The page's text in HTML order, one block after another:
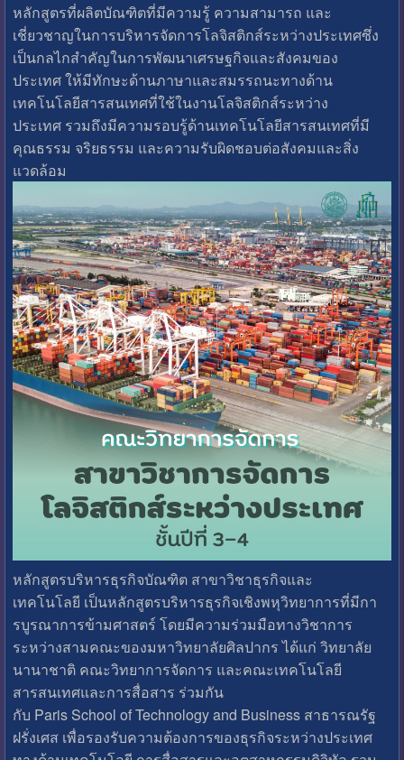
หลักสูตรที่ผลิตบัณฑิตที่มีความรู้ ความสามารถ และ
เชี่ยวชาญในการบริหารจัดการโลจิสติกส์ระหว่างประเทศซึ่ง
เป็นกลไกสำคัญในการพัฒนาเศรษฐกิจและสังคมของ
ประเทศ ให้มีทักษะด้านภาษาและสมรรถนะทางด้าน
เทคโนโลยีสารสนเทศที่ใช้ในงานโลจิสติกส์ระหว่าง
ประเทศ รวมถึงมีความรอบรู้ด้านเทคโนโลยีสารสนเทศที่มี
คุณธรรม จริยธรรม และความรับผิดชอบต่อสังคมและสิ่ง
แวดล้อม
หลักสูตรบริหารธุรกิจบัณฑิต สาขาวิชาธุรกิจและ
เทคโนโลยี เป็นหลักสูตรบริหารธุรกิจเชิงพหุวิทยาการที่มีกา
รบูรณาการข้ามศาสตร์ โดยมีความร่วมมือทางวิชาการ
ระหว่างสามคณะของมหาวิทยาลัยศิลปากร ได้แก่ วิทยาลัย
นานาชาติ คณะวิทยาการจัดการ และคณะเทคโนโลยี
สารสนเทศและการสื่อสาร ร่วมกัน
กับ Paris School of Technology and Business สาธารณรัฐ
ฝรั่งเศส เพื่อรองรับความต้องการของธุรกิจระหว่างประเทศ